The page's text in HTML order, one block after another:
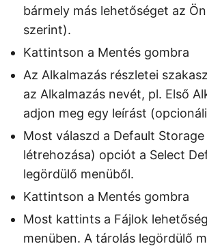
bármely más lehetőséget az
szerint).
Kattintson a Mentés gombra
Az Alkalmazás részletei
az Alkalmazás nevét, pl. Első
adjon meg egy leírást
Most válaszd a Default
létrehozása) opciót a Select
legördülő menüből.
Kattintson a Mentés gombra
Most kattints a Fájlok
menüben. A tárolás legördülő